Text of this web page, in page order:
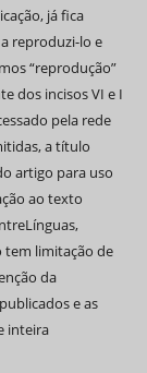
já fica
reproduzi-lo e
“reprodução”
dos incisos VI e I
pela rede
a título
artigo para uso
ao texto
tem limitação de
da
e as
inteira